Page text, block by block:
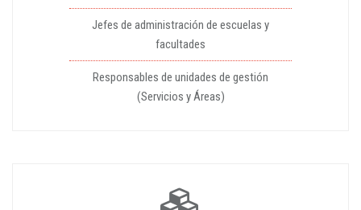
Jefes de administración de escuelas y
facultades
Responsables de unidades de gestión
(Servicios y Áreas)